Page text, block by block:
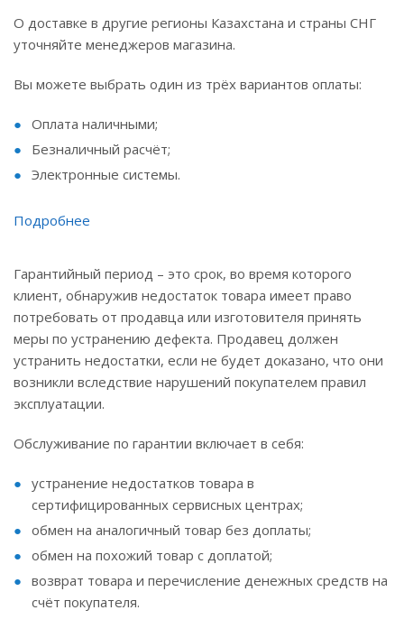
О доставке в другие регионы Казахстана и страны СНГ
уточняйте менеджеров магазина.
Вы можете выбрать один из трёх вариантов оплаты:
Оплата наличными;
Безналичный расчёт;
Электронные системы.
Подробнее
Гарантийный период – это срок, во время которого
клиент, обнаружив недостаток товара имеет право
потребовать от продавца или изготовителя принять
меры по устранению дефекта. Продавец должен
устранить недостатки, если не будет доказано, что они
возникли вследствие нарушений покупателем правил
эксплуатации.
Обслуживание по гарантии включает в себя:
устранение недостатков товара в
сертифицированных сервисных центрах;
обмен на аналогичный товар без доплаты;
обмен на похожий товар с доплатой;
возврат товара и перечисление денежных средств на
счёт покупателя.